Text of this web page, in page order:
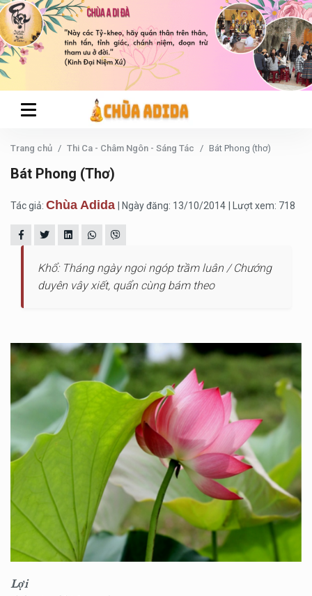
Trang chủ Thi Ca - Châm Ngôn - Sáng Tác Bát Phong (thơ)
Bát Phong (thơ)
Tác giả: Chùa Adida | Ngày đăng: 13/10/2014 | Lượt xem: 718
Khổ: Tháng ngày ngoi ngóp trầm luân / Chướng
duyên vây xiết, quẩn cùng bám theo
Lợi